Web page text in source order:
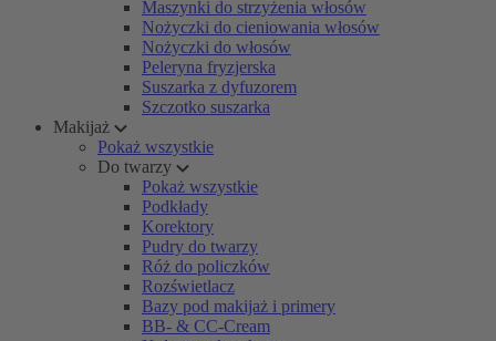
Maszynki do strzyżenia włosów
Nożyczki do cieniowania włosów
Nożyczki do włosów
Peleryna fryzjerska
Suszarka z dyfuzorem
Szczotko suszarka
Makijaż
Pokaż wszystkie
Do twarzy
Pokaż wszystkie
Podkłady
Korektory
Pudry do twarzy
Róż do policzków
Rozświetlacz
Bazy pod makijaż i primery
BB- & CC-Cream